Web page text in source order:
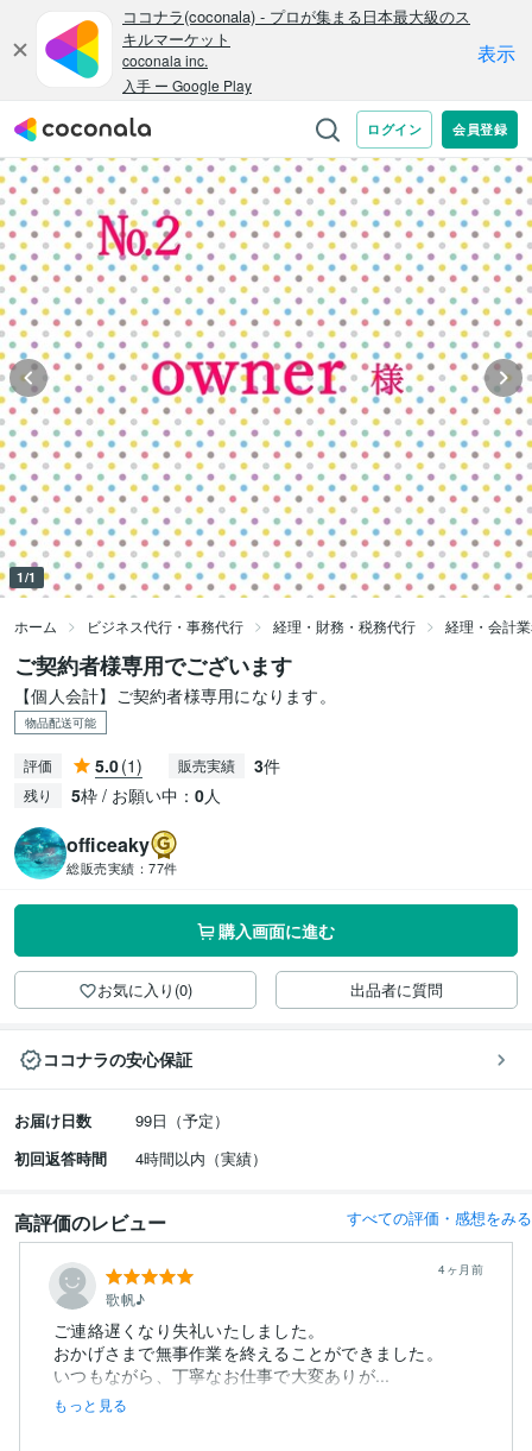
1/1
ホーム ビジネス代行・事務代行 経理・財務・税務代行 経理・会計
ご契約者様専用でございます
【個人会計】ご契約者様専用になります。
物品配送可能
評価 5.0(1) 販売実績 3件
残り 5枠 / お願い中： 0人
officeaky
総販売実績： 77件
購入画面に進む
お気に入り(0) 出品者に質問
ココナラの安心保証
お届け日数
99日（予定）
初回返答時間
4時間以内（実績）
高評価のレビュー すべての評価・感想をみる
歌帆♪
4ヶ月前
ご連絡遅くなり失礼いたしました。
おかげさまで無事作業を終えることができました。
いつもながら、丁寧なお仕事で大変ありが...
もっと見る